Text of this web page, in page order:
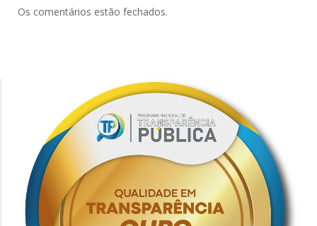
Os comentários estão fechados.